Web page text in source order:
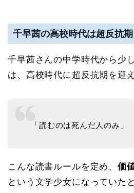
千早茜の高校時代は超反抗期
千早茜さんの中学時代から少
は、高校時代に超反抗期を迎
「読むのは死んだ人のみ」
こんな読書ルールを定め、価
という文学少女になっていた